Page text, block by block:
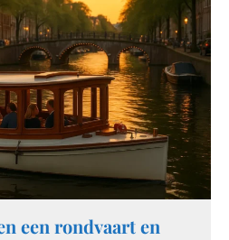
een rondvaart en